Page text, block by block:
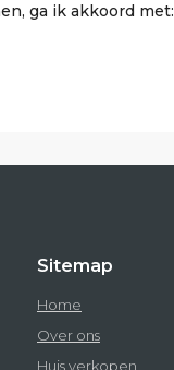
ga ik akkoord met:
Sitemap
Home
Over ons
Huis verkopen